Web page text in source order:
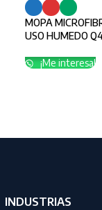
MOPA
USO HUMEDO
¡Me interesa!
INDUSTRIAS